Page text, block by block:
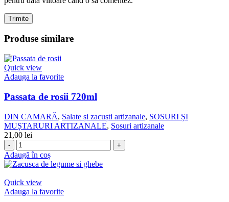
Produse similare
Quick view
Adauga la favorite
Passata de rosii 720ml
DIN CAMARĂ, Salate și zacuști artizanale, SOSURI ȘI
MUȘTARURI ARTIZANALE, Sosuri artizanale
21,00 lei
Cantitate
Passata
de
720ml
Adaugă în coș
Quick view
Adauga la favorite